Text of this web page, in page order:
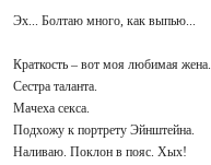
Эх... Болтаю много, как выпью...
Краткость – вот моя любимая
Сестра таланта.
Мачеха секса.
Подхожу к портрету Эйнштейна.
Наливаю. Поклон в пояс. Хых!